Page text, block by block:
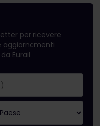
per ricevere
aggiornamenti
Eurail